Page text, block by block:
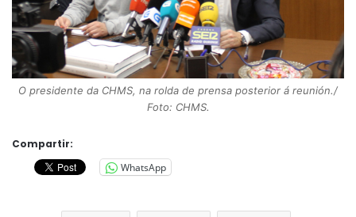
O presidente da CHMS, na rolda de prensa posterior á reunión./
Foto: CHMS.
Compartir:
WhatsApp